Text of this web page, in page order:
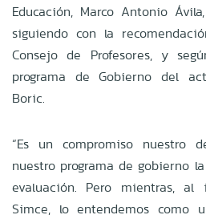
Educación, Marco Antonio
siguiendo con la
Consejo de Profesores, y
programa de Gobierno del
Boric.
“Es un compromiso nuestro
nuestro programa de gobierno
evaluación. Pero mientras,
Simce, lo entendemos como